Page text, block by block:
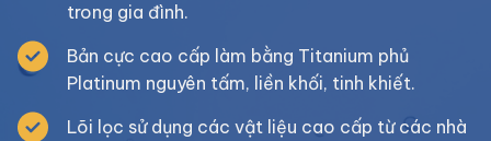
trong gia đình.
Bản cực cao cấp làm bằng Titanium phủ
Platinum nguyên tấm, liền khối, tinh khiết.
Lõi lọc sử dụng các vật liệu cao cấp từ các nhà